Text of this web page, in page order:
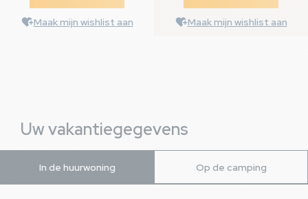
Maak mijn wishlist aan Maak mijn wishlist aan
Uw vakantiegegevens
In de huurwoning Op de camping